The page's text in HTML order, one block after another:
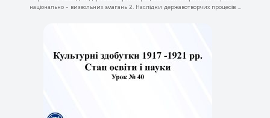
національно - визвольних змагань 2. Наслідки державотворчих процесів ...